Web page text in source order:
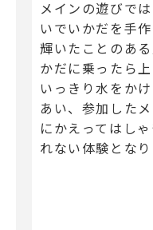
メインの遊びで
いでいかだを手
輝いたことのあ
かだに乗ったら
いっきり水をか
あい、参加した
にかえってはし
れない体験となり